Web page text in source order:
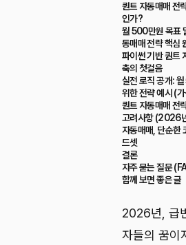
퀀트 자동매매 전
인가?
월 500만원 목표
동매매 전략 핵심
파이썬 기반 퀀트
축의 첫걸음
실전 로직 공개:
위한 전략 예시 (
퀀트 자동매매 전
고려사항 (2026
자동매매, 단순한
드셋
결론
자주 묻는 질문
함께 보면 좋은 글
2026년, 급
자들의 꿈이